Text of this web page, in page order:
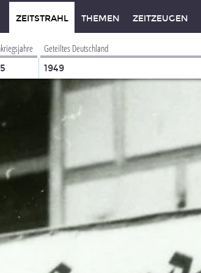
ZEITSTRAHL THEMEN ZEITZEUGEN
Geteiltes Deutschland
1949